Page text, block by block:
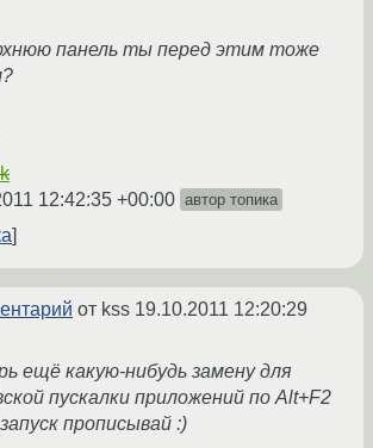
панель ты перед этим тоже
12:42:35 +00:00 автор топика
от kss 19.10.2011 12:20:29
ещё какую-нибудь замену для
пускалки приложений по Alt+F2
прописывай :)